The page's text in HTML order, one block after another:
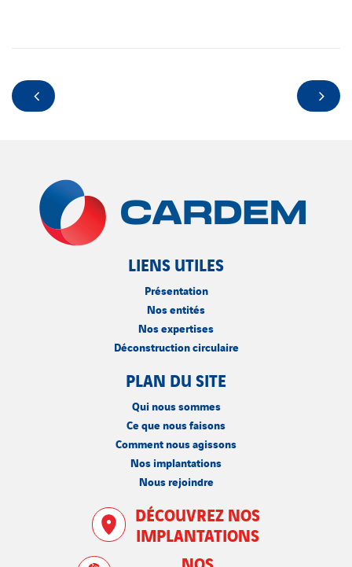
LIENS UTILES
Présentation
Nos entités
Nos expertises
Déconstruction circulaire
PLAN DU SITE
Qui nous sommes
Ce que nous faisons
Comment nous agissons
Nos implantations
Nous rejoindre
DÉCOUVREZ NOS
IMPLANTATIONS